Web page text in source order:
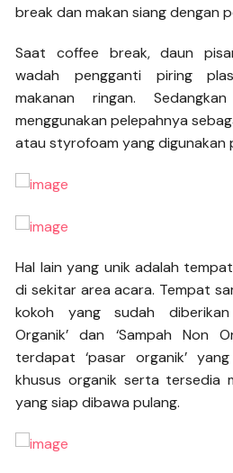
break dan makan siang dengan
Saat coffee break, daun
wadah pengganti piring
makanan ringan.
menggunakan pelepahnya
atau styrofoam yang digunakan
Hal lain yang unik adalah
di sekitar area acara. Tempat
kokoh yang sudah diberikan
Organik’ dan ‘Sampah Non
terdapat ‘pasar organik’
khusus organik serta tersedia
yang siap dibawa pulang.